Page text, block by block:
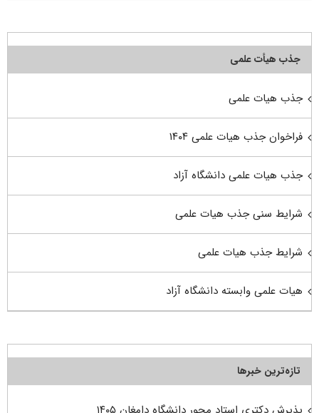
جذب هیأت علمی
جذب هیات علمی
فراخوان جذب هیات علمی ۱۴۰۴
جذب هیات علمی دانشگاه آزاد
شرایط سنی جذب هیات علمی
شرایط جذب هیات علمی
هیات علمی وابسته دانشگاه آزاد
تازه‌ترین خبرها